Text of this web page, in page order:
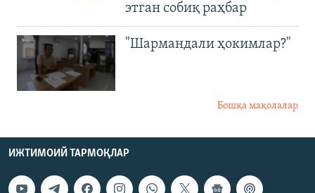
этган собиқ раҳбар
"Шармандали ҳокимлар?"
Бошқа мақолалар
ИЖТИМОИЙ ТАРМОҚЛАР